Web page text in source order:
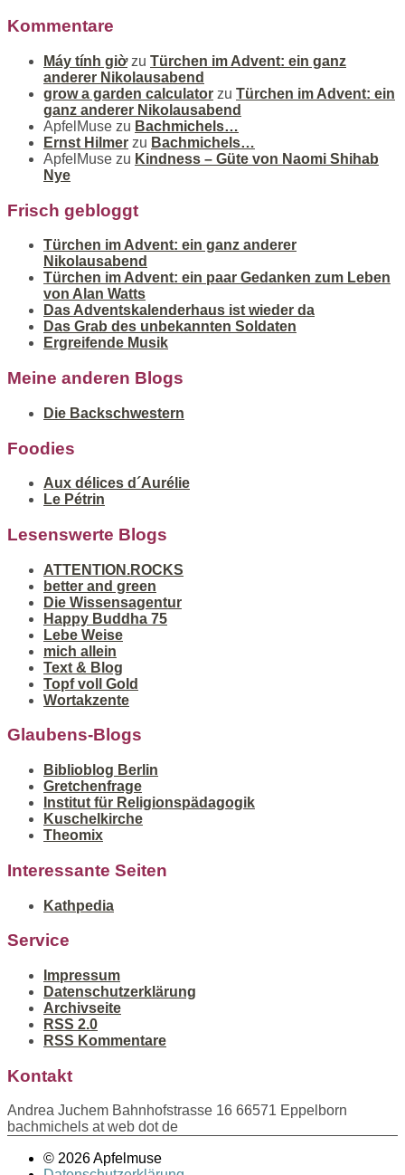
Kommentare
Máy tính giờzu Türchen im Advent: ein ganz
anderer Nikolausabend
grow a garden calculator zu Türchen im Advent: ein
ganz anderer Nikolausabend
ApfelMuse zu Bachmichels…
Ernst Hilmer zu Bachmichels…
ApfelMuse zu Kindness – Güte von Naomi Shihab
Nye
Frisch gebloggt
Türchen im Advent: ein ganz anderer
Nikolausabend
Türchen im Advent: ein paar Gedanken zum Leben
von Alan Watts
Das Adventskalenderhaus ist wieder da
Das Grab des unbekannten Soldaten
Ergreifende Musik
Meine anderen Blogs
Die Backschwestern
Foodies
Aux délices d´Aurélie
Le Pétrin
Lesenswerte Blogs
ATTENTION.ROCKS
better and green
Die Wissensagentur
Happy Buddha 75
Lebe Weise
mich allein
Text & Blog
Topf voll Gold
Wortakzente
Glaubens-Blogs
Biblioblog Berlin
Gretchenfrage
Institut für Religionspädagogik
Kuschelkirche
Theomix
Interessante Seiten
Kathpedia
Service
Impressum
Datenschutzerklärung
Archivseite
RSS 2.0
RSS Kommentare
Kontakt
Andrea Juchem Bahnhofstrasse 16 66571 Eppelborn
bachmichels at web dot de
© 2026 Apfelmuse